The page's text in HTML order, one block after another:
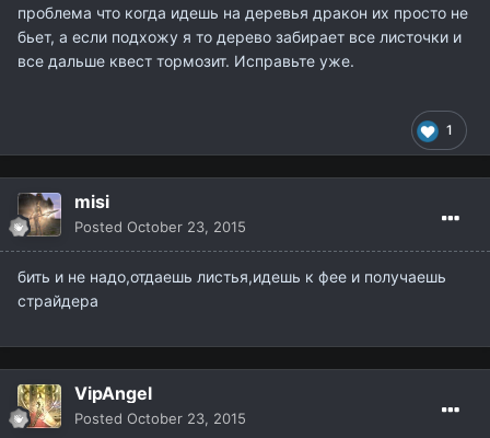
проблема что когда идешь на деревья дракон их просто не
бьет, а если подхожу я то дерево забирает все листочки и
все дальше квест тормозит. Исправьте уже.
1
misi
Posted October 23, 2015
бить и не надо,отдаешь листья,идешь к фее и получаешь
страйдера
VipAngel
Posted October 23, 2015